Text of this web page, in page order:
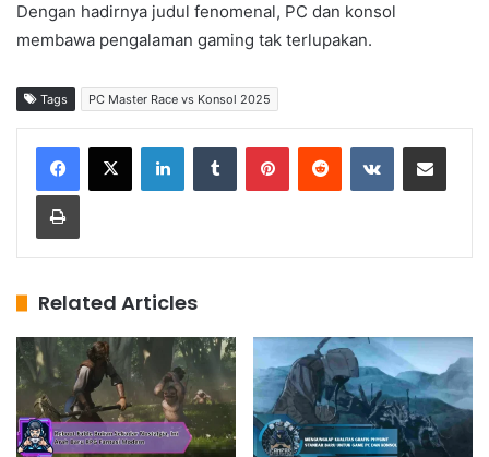
Dengan hadirnya judul fenomenal, PC dan konsol
membawa pengalaman gaming tak terlupakan.
Tags PC Master Race vs Konsol 2025
Related Articles